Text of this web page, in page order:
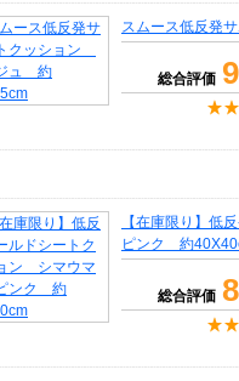
スムース低反発
総合評価
【在庫限り】
ピンク 約
総合評価